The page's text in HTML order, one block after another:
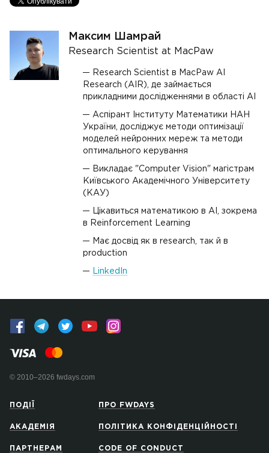
Максим Шамрай
Research Scientist at MacPaw
Research Scientist в MacPaw AI
Research (AIR), де займається
прикладними дослідженнями в області AI
Аспірант Інституту Математики НАН
України, досліджує методи оптимізації
моделей нейронних мереж та методи
оптимального керування
Викладає "Computer Vision" магістрам
Київського Академічного Університету
(КАУ)
Цікавиться математикою в AI, зокрема
в Reinforcement Learning
Має досвід як в research, так й в
production
LinkedIn
© 2010–2026 fwdays.com
ПОДІЇ
АКАДЕМІЯ
ПАРТНЕРАМ
ПРО FWDAYS
ПОЛІТИКА КОНФІДЕНЦІЙНОСТІ
CODE OF CONDUCT